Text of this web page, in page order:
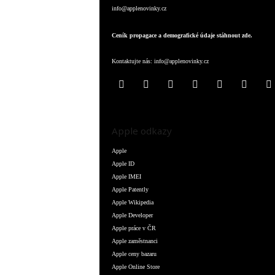
info@applenovinky.cz
Ceník propagace a demografické údaje stáhnout zde.
Kontaktujte nás: info@applenovinky.cz
Apple odkazy
Apple
Apple ID
Apple IMEI
Apple Patently
Apple Wikipedia
Apple Developer
Apple práce v ČR
Apple zaměstnanci
Apple ceny bazaru
Apple Online Store